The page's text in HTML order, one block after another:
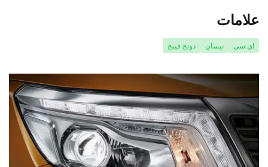
علامات
اي سي نيسان دونج فينج